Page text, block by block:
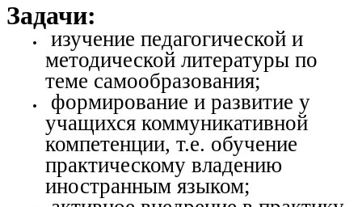
Задачи:
изучение педагогической и
методической литературы по
теме самообразования;
формирование и развитие у
учащихся коммуникативной
компетенции, т.е. обучение
практическому владению
иностранным языком;